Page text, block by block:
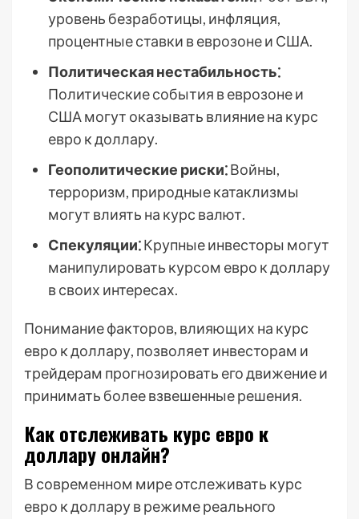
уровень безработицы, инфляция,
процентные ставки в еврозоне и США.
Политическая нестабильность⁚
Политические события в еврозоне и
США могут оказывать влияние на курс
евро к доллару.
Геополитические риски⁚Войны,
терроризм, природные катаклизмы
могут влиять на курс валют.
Спекуляции⁚Крупные инвесторы могут
манипулировать курсом евро к доллару
в своих интересах.
Понимание факторов, влияющих на курс
евро к доллару, позволяет инвесторам и
трейдерам прогнозировать его движение и
принимать более взвешенные решения.
Как отслеживать курс евро к
доллару онлайн?
В современном мире отслеживать курс
евро к доллару в режиме реального